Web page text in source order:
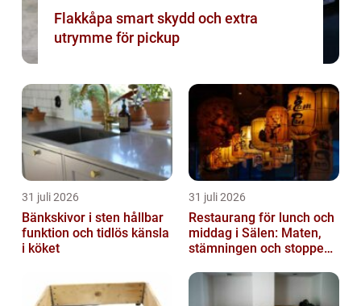
Flakkåpa smart skydd och extra
utrymme för pickup
31 juli 2026
Bänkskivor i sten hållbar
funktion och tidlös känsla
i köket
31 juli 2026
Restaurang för lunch och
middag i Sälen: Maten,
stämningen och stoppen